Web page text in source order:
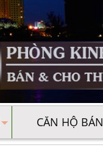
CĂN HỘ BÁN